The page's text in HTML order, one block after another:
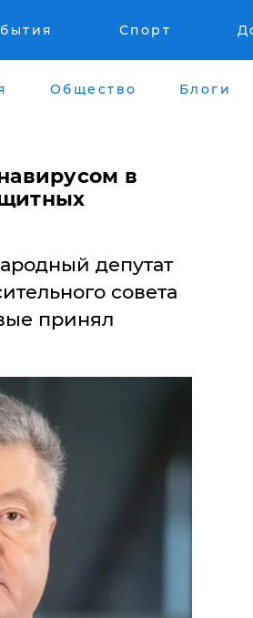
Спорт
Общество Блоги
в
депутат
совета
принял